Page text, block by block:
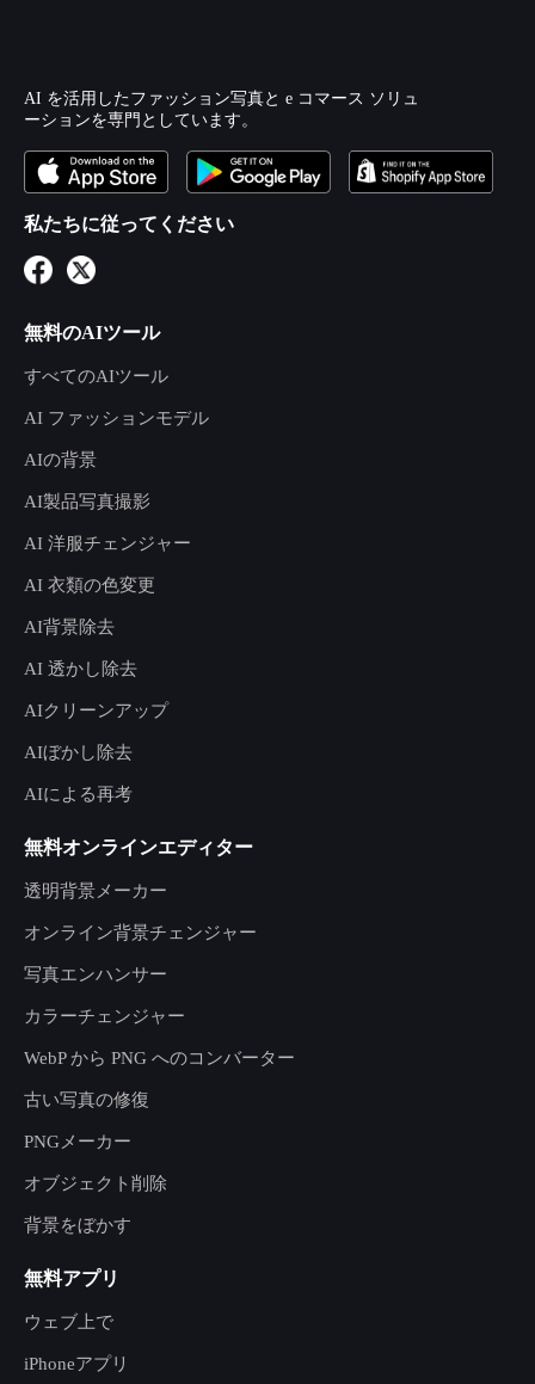
AI を活用したファッション写真と e コマース ソリュ
ーションを専門としています。
私たちに従ってください
無料のAIツール
すべてのAIツール
AI ファッションモデル
AIの背景
AI製品写真撮影
AI 洋服チェンジャー
AI 衣類の色変更
AI背景除去
AI 透かし除去
AIクリーンアップ
AIぼかし除去
AIによる再考
無料オンラインエディター
透明背景メーカー
オンライン背景チェンジャー
写真エンハンサー
カラーチェンジャー
WebP から PNG へのコンバーター
古い写真の修復
PNGメーカー
オブジェクト削除
背景をぼかす
無料アプリ
ウェブ上で
iPhoneアプリ